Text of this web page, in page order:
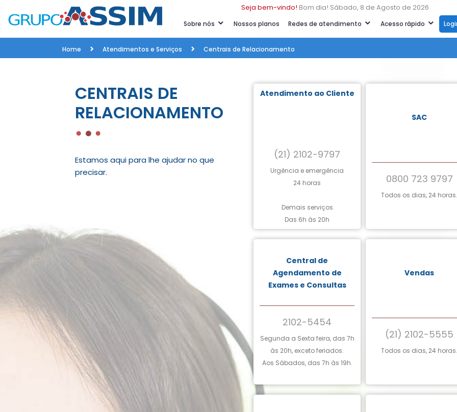
Seja bem-vindo! Bom dia! Sábado, 8 de Agosto de 2026
Sobre nós Nossos planos Redes de atendimento Acesso rápido
Home Atendimentos e Serviços Centrais de Relacionamento
CENTRAIS DE
RELACIONAMENTO
Estamos aqui para lhe ajudar no que
precisar.
Atendimento ao Cliente
(21) 2102-9797
Urgência e emergência
24 horas
Demais serviços
Das 6h às 20h
SAC
0800 723 9797
Todos os dias, 24 horas.
Central de
Agendamento de
Exames e Consultas
2102-5454
Segunda a Sexta feira, das 7h
às 20h, exceto feriados.
Aos Sábados, das 7h às 19h.
Vendas
(21) 2102-5555
Todos os dias, 24 horas.